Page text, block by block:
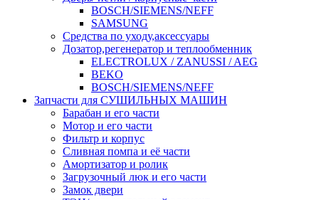
BOSCH/SIEMENS/NEFF
SAMSUNG
Средства по уходу,аксессуары
Дозатор,регенератор и теплообменник
ELECTROLUX / ZANUSSI / AEG
BEKO
BOSCH/SIEMENS/NEFF
Запчасти для СУШИЛЬНЫХ МАШИН
Барабан и его части
Мотор и его части
Фильтр и корпус
Сливная помпа и её части
Амортизатор и ролик
Загрузочный люк и его части
Замок двери